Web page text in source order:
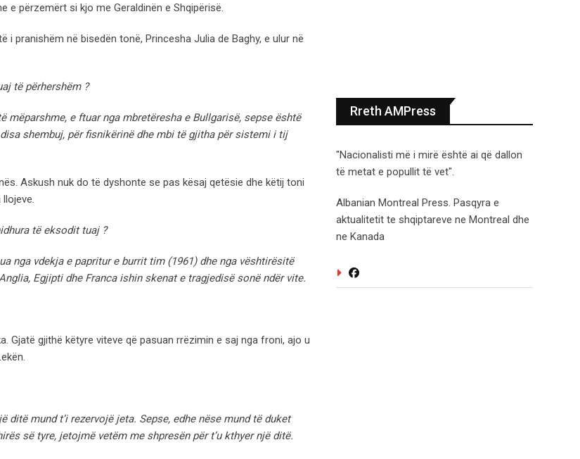
e përzemërt si kjo me Geraldinën e Shqipërisë.
pranishëm në bisedën tonë, Princesha Julia de Baghy, e ulur në
të përhershëm ?
e ftuar nga mbretëresha e Bullgarisë, sepse është
shembuj, për fisnikërinë dhe mbi të gjitha për sistemi i tij
Askush nuk do të dyshonte se pas kësaj qetësie dhe këtij toni
të eksodit tuaj ?
nga vdekja e papritur e burrit tim (1961) dhe nga vështirësitë
Egjipti dhe Franca ishin skenat e tragjedisë sonë ndër vite.
Gjatë gjithë këtyre viteve që pasuan rrëzimin e saj nga froni, ajo u
mund t’i rezervojë jeta. Sepse, edhe nëse mund të duket
së tyre, jetojmë vetëm me shpresën për t’u kthyer një ditë.
Rreth AMPress
"Nacionalisti më i mirë është ai që dallon
të metat e popullit të vet".
Albanian Montreal Press. Pasqyra e
aktualitetit te shqiptareve ne Montreal dhe
ne Kanada